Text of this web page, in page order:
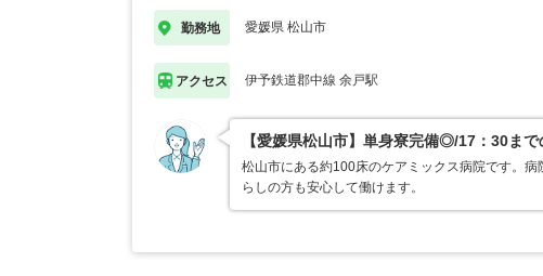
勤務地 愛媛県 松山市
アクセス 伊予鉄道郡中線 余戸駅
【愛媛県松山市】単身寮完備◎/17：30ま
松山市にある約100床のケアミックス病院です。
らしの方も安心して働けます。